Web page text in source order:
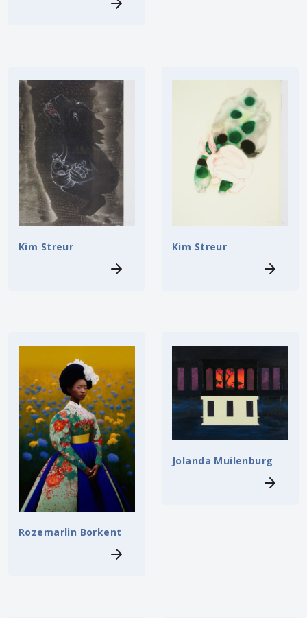
Kim Streur Kim Streur
Rozemarlin Borkent
Jolanda Muilenburg